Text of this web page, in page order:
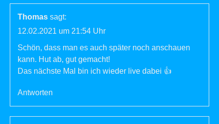
Thomas sagt:
12.02.2021 um 21:54 Uhr
Schön, dass man es auch später noch anschauen
kann. Hut ab, gut gemacht!
Das nächste Mal bin ich wieder live dabei 👍
Antworten